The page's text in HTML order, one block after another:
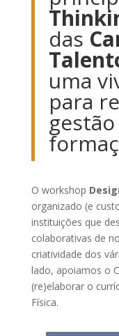
das
uma
para
O workshop
organizado (e
instituições que
colaborativas de
criatividade dos
lado, apoiamos o
(re)elaborar o
Física.